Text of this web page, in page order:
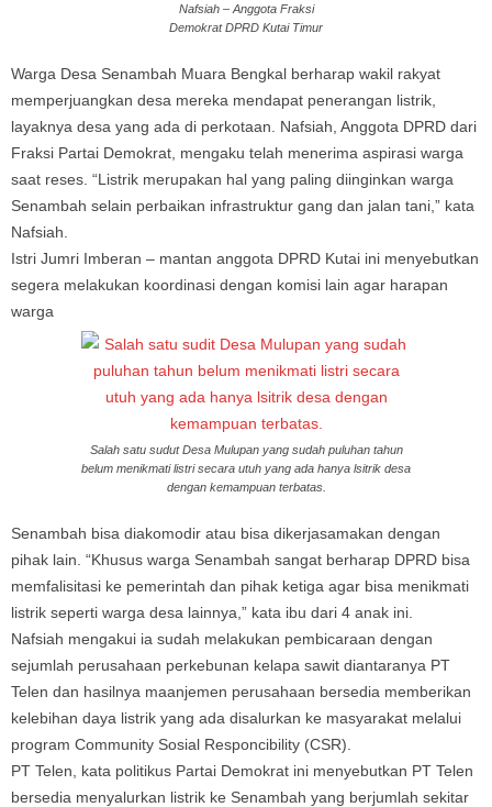
Nafsiah – Anggota Fraksi
Demokrat DPRD Kutai Timur
Warga Desa Senambah Muara Bengkal berharap wakil rakyat
memperjuangkan desa mereka mendapat penerangan listrik,
layaknya desa yang ada di perkotaan. Nafsiah, Anggota DPRD dari
Fraksi Partai Demokrat, mengaku telah menerima aspirasi warga
saat reses. “Listrik merupakan hal yang paling diinginkan warga
Senambah selain perbaikan infrastruktur gang dan jalan tani,” kata
Nafsiah.
Istri Jumri Imberan – mantan anggota DPRD Kutai ini menyebutkan
segera melakukan koordinasi dengan komisi lain agar harapan
warga
Salah satu sudut Desa Mulupan yang sudah puluhan tahun
belum menikmati listri secara utuh yang ada hanya lsitrik desa
dengan kemampuan terbatas.
Senambah bisa diakomodir atau bisa dikerjasamakan dengan
pihak lain. “Khusus warga Senambah sangat berharap DPRD bisa
memfalisitasi ke pemerintah dan pihak ketiga agar bisa menikmati
listrik seperti warga desa lainnya,” kata ibu dari 4 anak ini.
Nafsiah mengakui ia sudah melakukan pembicaraan dengan
sejumlah perusahaan perkebunan kelapa sawit diantaranya PT
Telen dan hasilnya maanjemen perusahaan bersedia memberikan
kelebihan daya listrik yang ada disalurkan ke masyarakat melalui
program Community Sosial Responcibility (CSR).
PT Telen, kata politikus Partai Demokrat ini menyebutkan PT Telen
bersedia menyalurkan listrik ke Senambah yang berjumlah sekitar